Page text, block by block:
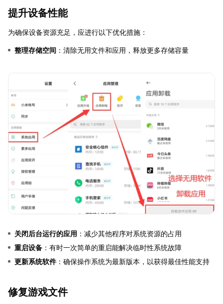
提升设备性能
为确保设备资源充足，应进行以下优化措施：
整理存储空间 ：清除无用文件和应用，释放更多存储容量
关闭后台运行的应用 ：减少其他程序对系统资源的占用
重启设备 ：有时一次简单的重启能解决临时性系统故障
更新系统软件：确保操作系统为最新版本，以获得最佳性能支持
修复游戏文件